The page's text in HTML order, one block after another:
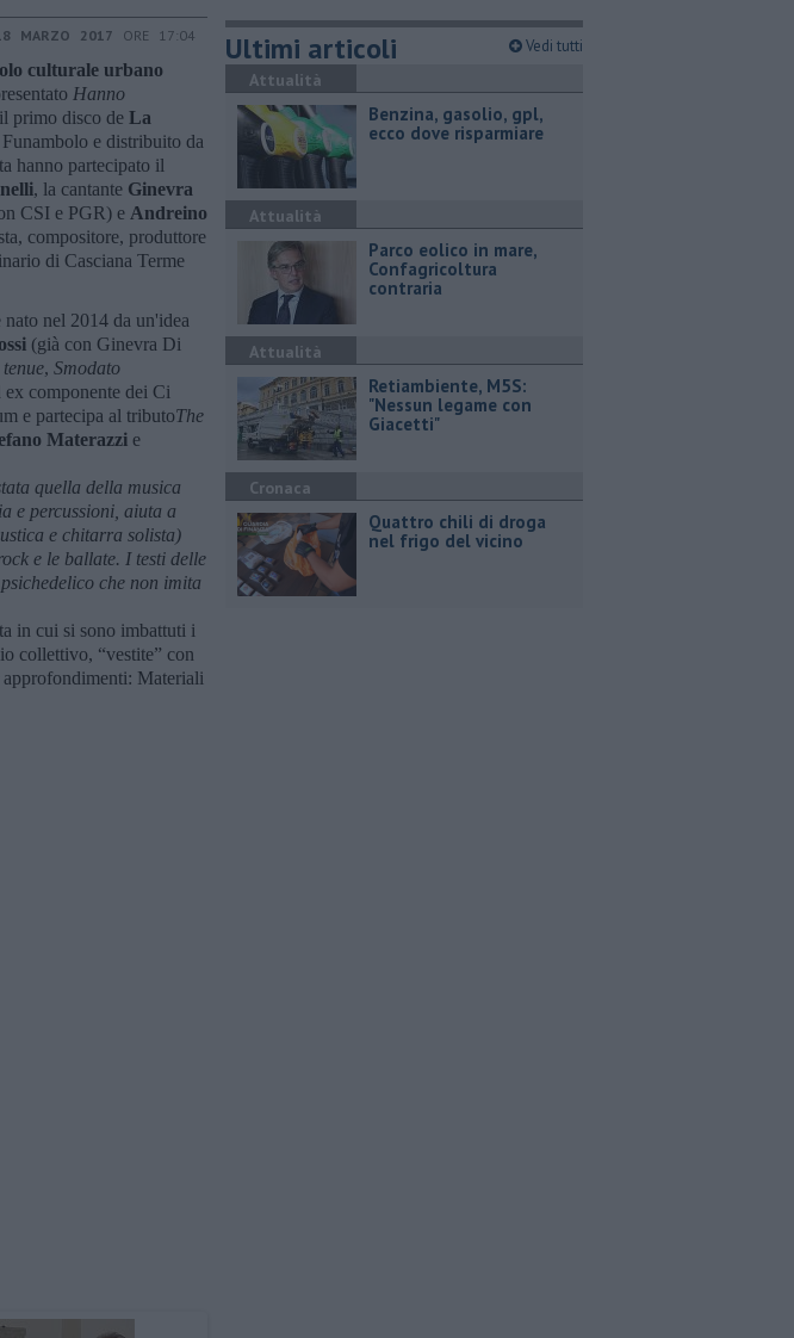
MARZO 2017 ORE 17:04
culturale urbano
Hanno
primo disco de La
e distribuito da
hanno partecipato il
, la cantante Ginevra
CSI e PGR) e Andreino
compositore, produttore
di Casciana Terme
nel 2014 da un'idea
(già con Ginevra Di
, Smodato
ex componente dei Ci
e partecipa al tributoThe
Materazzi e
quella della musica
e percussioni, aiuta a
e chitarra solista)
e le ballate. I testi delle
che non imita
in cui si sono imbattuti i
collettivo, “vestite” con
Materiali
Ultimi articoli Vedi tutti
Attualità
​Benzina, gasolio, gpl,
ecco dove risparmiare
Attualità
Parco eolico in mare,
Confagricoltura
contraria
Attualità
Retiambiente, M5S:
"Nessun legame con
Giacetti"
Cronaca
Quattro chili di droga
nel frigo del vicino